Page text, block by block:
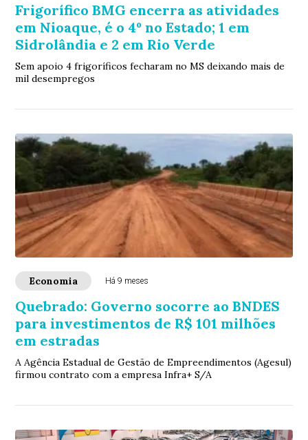
Frigorífico BMG encerra as atividades
em Nioaque, é o 4º no Estado; 1 em
Sidrolândia e 2 em Rio Verde
Sem apoio 4 frigoríficos fecharam no MS deixando mais de
mil desempregos
Economia Há 9 meses
Quebrado: Governo socorre ao BNDES
para investimentos de R$ 101 milhões
em estradas
A Agência Estadual de Gestão de Empreendimentos (Agesul)
firmou contrato com a empresa Infra+ S/A